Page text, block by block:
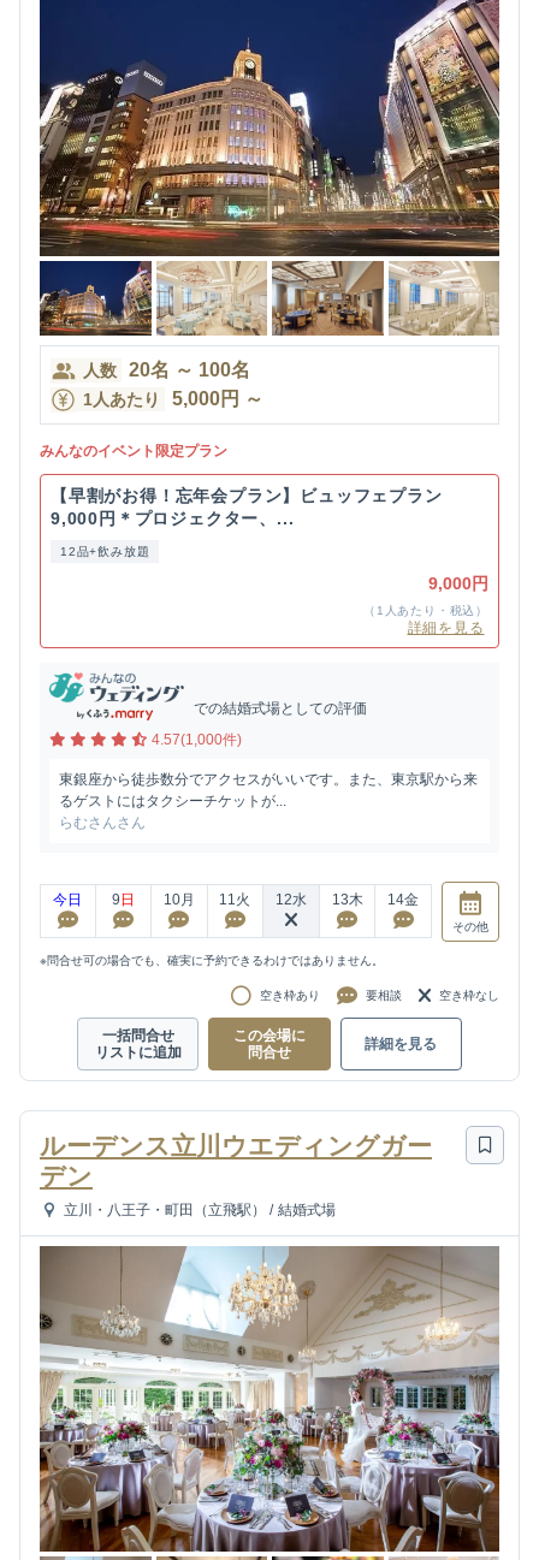
人数 20名 ～ 100名
1人あたり 5,000円 ～
みんなのイベント限定プラン
【早割がお得！忘年会プラン】ビュッフェプラン
9,000円＊プロジェクター、...
12品+飲み放題
9,000円
（1人あたり・税込）
詳細を見る
での結婚式場としての評価
4.57(1,000件)
東銀座から徒歩数分でアクセスがいいです。また、東京駅から来
るゲストにはタクシーチケットが...
らむさんさん
今日 9 日 10月 11火 12水 13木 14金
その他
※問合せ可の場合でも、確実に予約できるわけではありません。
空き枠あり 要相談 空き枠なし
一括問合せ
リストに追加
この会場に
問合せ
詳細を見る
ルーデンス立川ウエディングガー
デン
立川・八王子・町田（立飛駅） / 結婚式場